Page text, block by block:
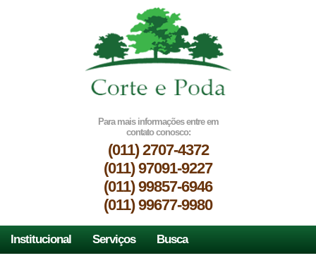
Para mais informações entre em
contato conosco:
(011) 2707-4372
(011) 97091-9227
(011) 99857-6946
(011) 99677-9980
Institucional Serviços Busca